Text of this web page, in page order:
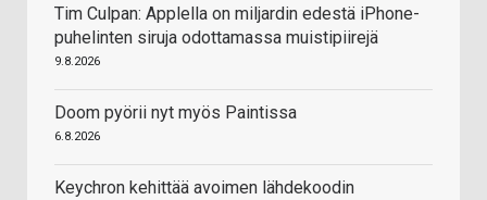
Tim Culpan: Applella on miljardin edestä iPhone-
puhelinten siruja odottamassa muistipiirejä
9.8.2026
Doom pyörii nyt myös Paintissa
6.8.2026
Keychron kehittää avoimen lähdekoodin